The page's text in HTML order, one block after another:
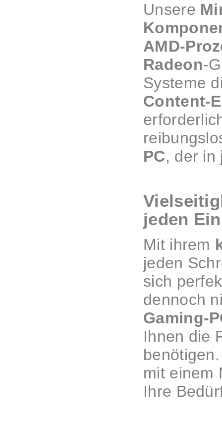
Unsere
AMD-
Radeon-
Systeme
Content-
PC, der in
jeden
Mit ihrem
jeden
sich
dennoch
Gaming-
Ihnen die
mit einem
Ihre